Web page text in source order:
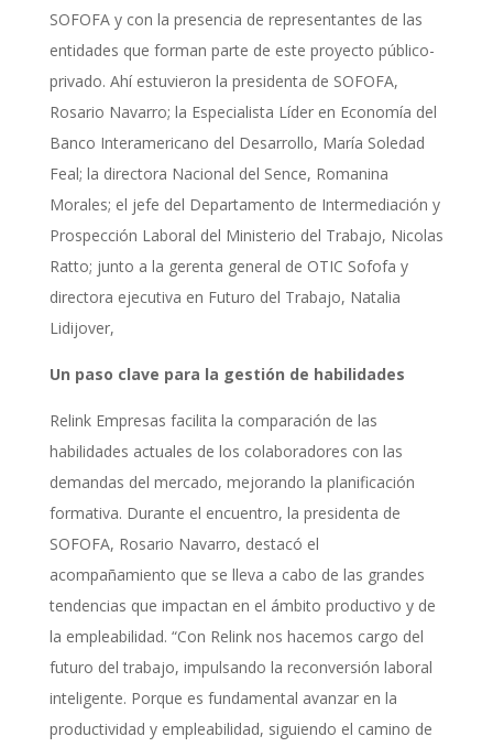
SOFOFA y con la presencia de representantes de las
entidades que forman parte de este proyecto público-
privado. Ahí estuvieron la presidenta de SOFOFA,
Rosario Navarro; la Especialista Líder en Economía del
Banco Interamericano del Desarrollo, María Soledad
Feal; la directora Nacional del Sence, Romanina
Morales; el jefe del Departamento de Intermediación y
Prospección Laboral del Ministerio del Trabajo, Nicolas
Ratto; junto a la gerenta general de OTIC Sofofa y
directora ejecutiva en Futuro del Trabajo, Natalia
Lidijover,
Un paso clave para la gestión de habilidades
Relink Empresas facilita la comparación de las
habilidades actuales de los colaboradores con las
demandas del mercado, mejorando la planificación
formativa. Durante el encuentro, la presidenta de
SOFOFA, Rosario Navarro, destacó el
acompañamiento que se lleva a cabo de las grandes
tendencias que impactan en el ámbito productivo y de
la empleabilidad. “Con Relink nos hacemos cargo del
futuro del trabajo, impulsando la reconversión laboral
inteligente. Porque es fundamental avanzar en la
productividad y empleabilidad, siguiendo el camino de